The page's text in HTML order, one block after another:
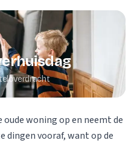
oude woning op en neemt de
dingen vooraf, want op de